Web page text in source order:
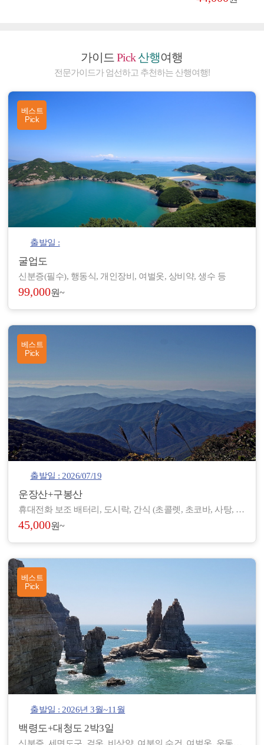
가이드Pick 산행여행
전문가이드가 엄선하고 추천하는 산행여행!
베스트
Pick
출발일 :
굴업도
신분증(필수), 행동식, 개인장비, 여벌옷, 상비약, 생수 등
99,000원~
베스트
Pick
출발일 : 2026/07/19
운장산+구봉산
휴대전화 보조 배터리, 도시락, 간식 (초콜렛, 초코바, 사탕, 온수), 아이젠, 스틱, 랜턴, 장갑, 방한 재킷, 방한모, 무릎 보호대, 우의, 개인장비, 여벌 옷, 개인 상비약 등
45,000원~
베스트
Pick
출발일 : 2026년 3월~11월
백령도+대청도 2박3일